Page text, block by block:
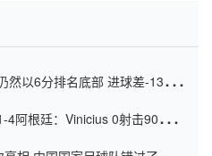
以6分排名底部 进球差-13令人
阿根廷：Vinicius 0射击90分钟